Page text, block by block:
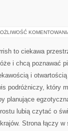
to ciekawa
i chcą poznawać
i
podróżniczy, który
planujące
lubią czytać o
Strona łączy